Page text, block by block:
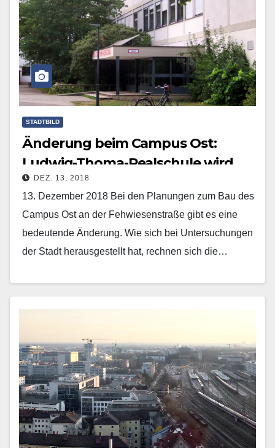
STADTBILD
Änderung beim Campus Ost:
Ludwig-Thoma-Realschule wird
abgerissen
DEZ. 13, 2018
13. Dezember 2018 Bei den Planungen zum Bau des
Campus Ost an der Fehwiesenstraße gibt es eine
bedeutende Änderung. Wie sich bei Untersuchungen
der Stadt herausgestellt hat, rechnen sich die…